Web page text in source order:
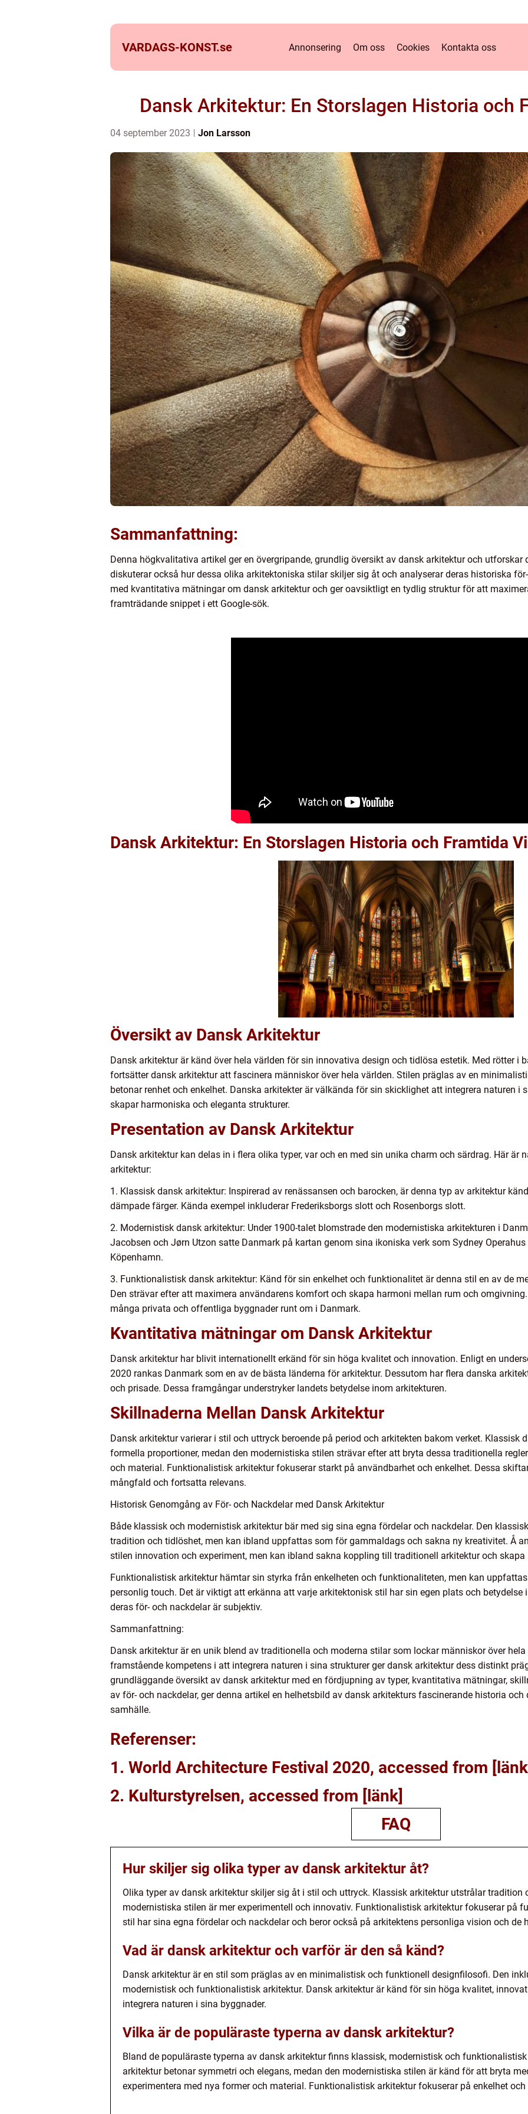
VARDAGS-KONST.se Annonsering Om oss Cookies Kontakta oss
Dansk Arkitektur: En Storslagen Historia och
04 september 2023 Jon Larsson
Sammanfattning:
Denna högkvalitativa artikel ger en övergripande, grundlig översikt av dansk arkitektur och utforskar
diskuterar också hur dessa olika arkitektoniska stilar skiljer sig åt och analyserar deras historiska
med kvantitativa mätningar om dansk arkitektur och ger oavsiktligt en tydlig struktur för att
framträdande snippet i ett Google-sök.
Dansk Arkitektur: En Storslagen Historia och Framtida
Översikt av Dansk Arkitektur
Dansk arkitektur är känd över hela världen för sin innovativa design och tidlösa estetik. Med rötter i
fortsätter dansk arkitektur att fascinera människor över hela världen. Stilen präglas av en
betonar renhet och enkelhet. Danska arkitekter är välkända för sin skicklighet att integrera naturen i
skapar harmoniska och eleganta strukturer.
Presentation av Dansk Arkitektur
Dansk arkitektur kan delas in i flera olika typer, var och en med sin unika charm och särdrag. Här är
arkitektur:
1. Klassisk dansk arkitektur: Inspirerad av renässansen och barocken, är denna typ av arkitektur
dämpade färger. Kända exempel inkluderar Frederiksborgs slott och Rosenborgs slott.
2. Modernistisk dansk arkitektur: Under 1900-talet blomstrade den modernistiska arkitekturen i
Jacobsen och Jørn Utzon satte Danmark på kartan genom sina ikoniska verk som Sydney
Köpenhamn.
3. Funktionalistisk dansk arkitektur: Känd för sin enkelhet och funktionalitet är denna stil en av de
Den strävar efter att maximera användarens komfort och skapa harmoni mellan rum och
många privata och offentliga byggnader runt om i Danmark.
Kvantitativa mätningar om Dansk Arkitektur
Dansk arkitektur har blivit internationellt erkänd för sin höga kvalitet och innovation. Enligt en
2020 rankas Danmark som en av de bästa länderna för arkitektur. Dessutom har flera danska
och prisade. Dessa framgångar understryker landets betydelse inom arkitekturen.
Skillnaderna Mellan Dansk Arkitektur
Dansk arkitektur varierar i stil och uttryck beroende på period och arkitekten bakom verket. Klassisk
formella proportioner, medan den modernistiska stilen strävar efter att bryta dessa traditionella
och material. Funktionalistisk arkitektur fokuserar starkt på användbarhet och enkelhet. Dessa
mångfald och fortsatta relevans.
Historisk Genomgång av För- och Nackdelar med Dansk Arkitektur
Både klassisk och modernistisk arkitektur bär med sig sina egna fördelar och nackdelar. Den
tradition och tidlöshet, men kan ibland uppfattas som för gammaldags och sakna ny kreativitet. Å
stilen innovation och experiment, men kan ibland sakna koppling till traditionell arkitektur och skapa
Funktionalistisk arkitektur hämtar sin styrka från enkelheten och funktionaliteten, men kan
personlig touch. Det är viktigt att erkänna att varje arkitektonisk stil har sin egen plats och
deras för- och nackdelar är subjektiv.
Sammanfattning:
Dansk arkitektur är en unik blend av traditionella och moderna stilar som lockar människor över
framstående kompetens i att integrera naturen i sina strukturer ger dansk arkitektur dess distinkt
grundläggande översikt av dansk arkitektur med en fördjupning av typer, kvantitativa mätningar,
av för- och nackdelar, ger denna artikel en helhetsbild av dansk arkitekturs fascinerande historia
samhälle.
Referenser:
1. World Architecture Festival 2020, accessed from
2. Kulturstyrelsen, accessed from [länk]
FAQ
Hur skiljer sig olika typer av dansk arkitektur åt?
Olika typer av dansk arkitektur skiljer sig åt i stil och uttryck. Klassisk arkitektur utstrålar tradition
modernistiska stilen är mer experimentell och innovativ. Funktionalistisk arkitektur fokuserar på
stil har sina egna fördelar och nackdelar och beror också på arkitektens personliga vision och de
Vad är dansk arkitektur och varför är den så känd?
Dansk arkitektur är en stil som präglas av en minimalistisk och funktionell designfilosofi. Den
modernistisk och funktionalistisk arkitektur. Dansk arkitektur är känd för sin höga kvalitet,
integrera naturen i sina byggnader.
Vilka är de populäraste typerna av dansk arkitektur?
Bland de populäraste typerna av dansk arkitektur finns klassisk, modernistisk och
arkitektur betonar symmetri och elegans, medan den modernistiska stilen är känd för att bryta
experimentera med nya former och material. Funktionalistisk arkitektur fokuserar på enkelhet